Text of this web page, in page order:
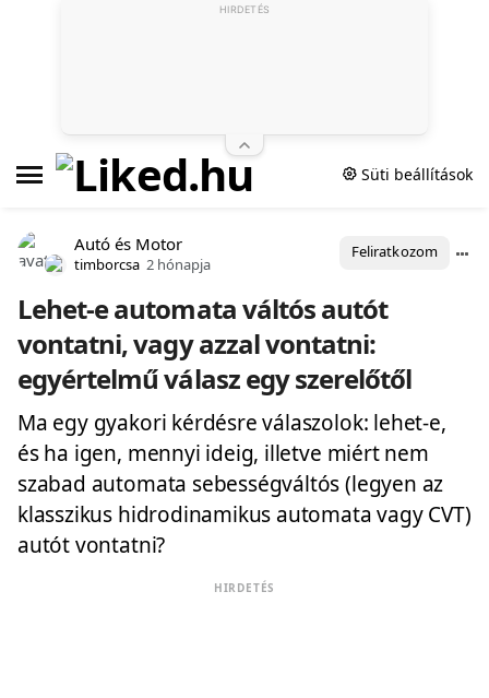
Süti beállítások
Autó és Motor
timborcsa 2 hónapja
Feliratkozom
Lehet-e automata váltós autót
vontatni, vagy azzal vontatni:
egyértelmű válasz egy szerelőtől
Ma egy gyakori kérdésre válaszolok: lehet-e,
és ha igen, mennyi ideig, illetve miért nem
szabad automata sebességváltós (legyen az
klasszikus hidrodinamikus automata vagy CVT)
autót vontatni?
HIRDETÉS
HIRDETÉS